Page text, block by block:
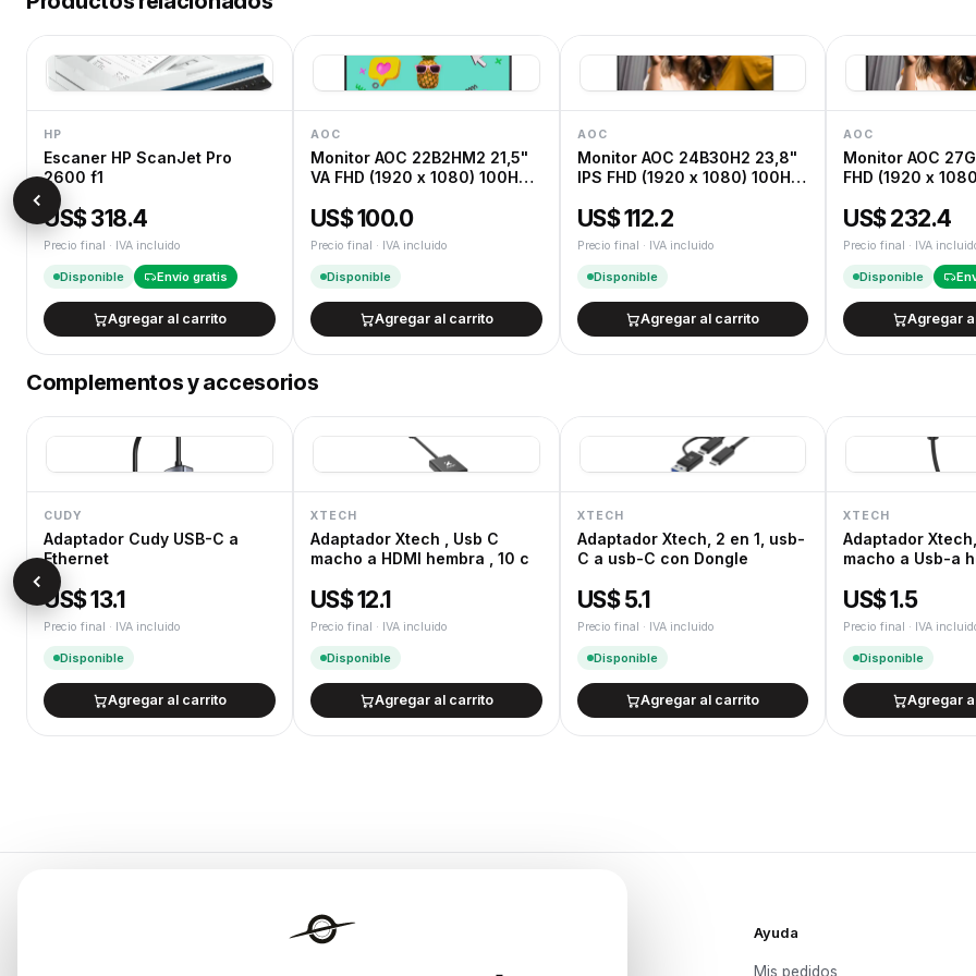
Cambios y devoluciones según la Ley
HP
Escaner HP ScanJet Pro
2600 f1
US$ 318.4
Precio final · IVA incluido
Disponible Envío gratis
Agregar al carrito
AOC
Monitor AOC 22B2HM2 21,5"
VA FHD (1920 x 1080) 100Hz
US$ 100.0
Precio final · IVA incluido
Disponible
Agregar al carrito
AOC
Monitor AOC 24B30H2 23,8"
IPS FHD (1920 x 1080) 100Hz
US$ 112.2
Precio final · IVA incluido
Disponible
Agregar al carrito
AOC
Monitor AOC
FHD (1920 x
US$ 232.4
Precio final · IVA
Disponible
Agregar
Complementos y accesorios
CUDY
Adaptador Cudy USB-C a
Ethernet
US$ 13.1
Precio final · IVA incluido
Disponible
Agregar al carrito
XTECH
Adaptador Xtech , Usb C
macho a HDMI hembra , 10 c
US$ 12.1
Precio final · IVA incluido
Disponible
Agregar al carrito
XTECH
Adaptador Xtech, 2 en 1, usb-
C a usb-C con Dongle
US$ 5.1
Precio final · IVA incluido
Disponible
Agregar al carrito
XTECH
Adaptador
macho a Usb-a
US$ 1.5
Precio final · IVA
Disponible
Agregar
Ayuda
Mis pedidos